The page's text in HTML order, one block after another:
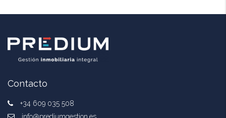
Contacto
+34 609 035 508
info@prediumgestion.es